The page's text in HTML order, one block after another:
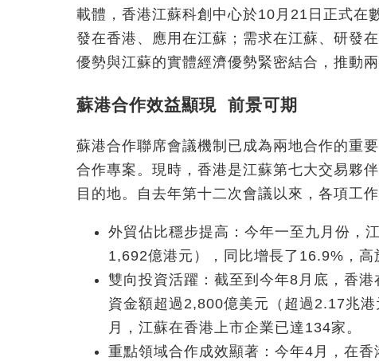
載體，香港江蘇科創中心於10月21日正式在
發在香港、應用在江蘇；需求在江蘇、研發
優勢與江蘇的實體經濟優勢緊密結合，推動兩
蘇港合作效益顯現 前景可期
蘇港合作聯席會議機制已成為兩地合作的重
合作專案。現時，香港是江蘇第七大交易夥
目的地。自去年第十二次會議以來，各項工
外貿佔比穩步提高：今年一至九月份，
1,692億港元），同比增長了16.9%，高
雙向投資活躍：截至到今年8月底，香
資金額超過2,800億美元（超過2.17兆
月，江蘇在香港上市企業已達134家。
重點領域合作成效顯著：今年4月，在